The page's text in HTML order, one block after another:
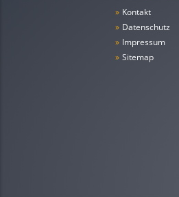
» Kontakt
» Datenschutz
» Impressum
» Sitemap